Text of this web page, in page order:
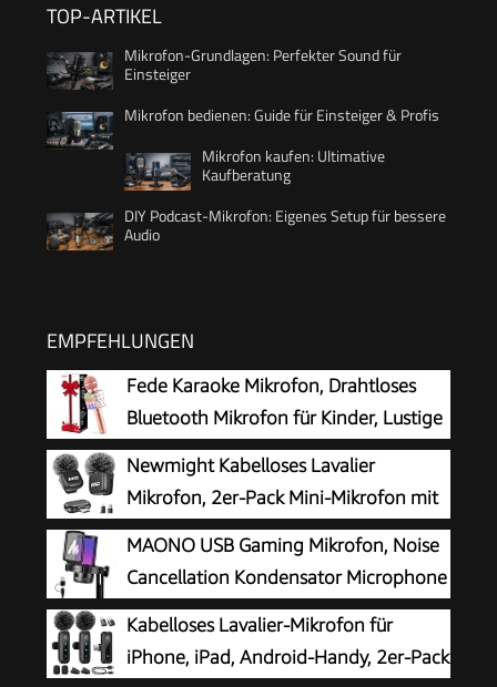
TOP-ARTIKEL
Mikrofon-Grundlagen: Perfekter Sound für
Einsteiger
Mikrofon bedienen: Guide für Einsteiger & Profis
Mikrofon kaufen: Ultimative
Kaufberatung
DIY Podcast-Mikrofon: Eigenes Setup für bessere
Audio
EMPFEHLUNGEN
Fede Karaoke Mikrofon, Drahtloses
Bluetooth Mikrofon für Kinder, Lustige
Geschenke Spielzeug für Teenager
Mädchen Jungen, Tragbares KTV Lautsprecher
Recorder für Smartphone PC
Newmight Kabelloses Lavalier
Mikrofon, 2er-Pack Mini-Mikrofon mit
Rauschunterdrückung, Auto-Pairing
und Stummschaltung und Reverb für Vlogging,
Videoaufnahmen, TikTok, YouTube
MAONO USB Gaming Mikrofon, Noise
Cancellation Kondensator Microphone
mit Mute, Gain, Monitoring, Pop-Filter
für Streaming, Podcast, Twitch, YouTube,
Discord, PC, Computer, PS4&5, Mac, DGM20，
Kabelloses Lavalier-Mikrofon für
iPhone, iPad, Android-Handy, 2er-Pack